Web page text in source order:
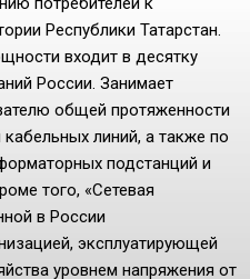
Республики Татарстан.
входит в десятку
России. Занимает
общей протяженности
линий, а также по
подстанций и
того, «Сетевая
в России
эксплуатирующей
уровнем напряжения от